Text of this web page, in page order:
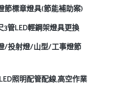
節標章燈具(節能補助案)
管LED輕鋼架燈具更換
/投射燈/山型/工事燈節
照明配管配線,高空作業